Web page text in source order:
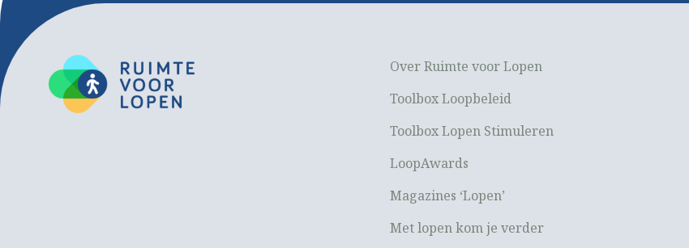
Over Ruimte voor Lopen
Toolbox Loopbeleid
Toolbox Lopen Stimuleren
LoopAwards
Magazines ‘Lopen’
Met lopen kom je verder